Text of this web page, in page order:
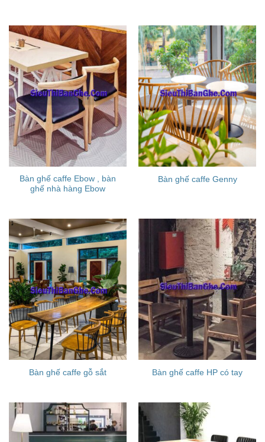
Bàn ghế caffe Ebow , bàn
ghế nhà hàng Ebow
Bàn ghế caffe Genny
Bàn ghế caffe gỗ sắt Bàn ghế caffe HP có tay